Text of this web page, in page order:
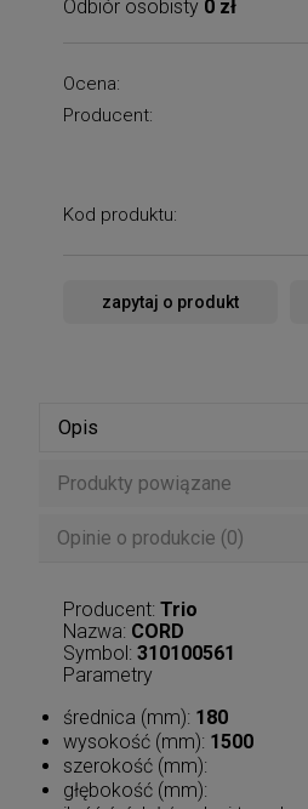
Odbiór osobisty 0 zł
Ocena:
Producent:
Kod produktu:
zapytaj o produkt
Opis
Produkty powiązane
Opinie o produkcie (0)
Producent: Trio
Nazwa: CORD
Symbol: 310100561
Parametry
średnica (mm): 180
wysokość (mm): 1500
szerokość (mm):
głębokość (mm):